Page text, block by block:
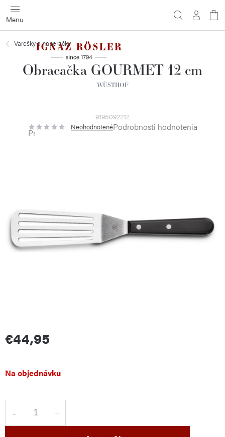
Prejsť
na
obsah
Varešky a naberačky
Obracačka GOURMET 12 cm
WÜSTHOF
9195092212
Priemerné
hodnotenie
NeohodnotenéPodrobnosti hodnotenia
€44,95
Jednotková
cena:
Na objednávku